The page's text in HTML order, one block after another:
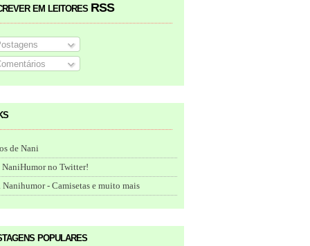
em leitores RSS
de Nani
NaniHumor no Twitter!
- Camisetas e muito mais
populares